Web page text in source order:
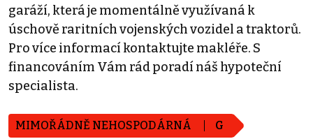
garáží, která je momentálně využívaná k
úschově raritních vojenských vozidel a traktorů.
Pro více informací kontaktujte makléře. S
financováním Vám rád poradí náš hypoteční
specialista.
MIMOŘÁDNĚ NEHOSPODÁRNÁ G